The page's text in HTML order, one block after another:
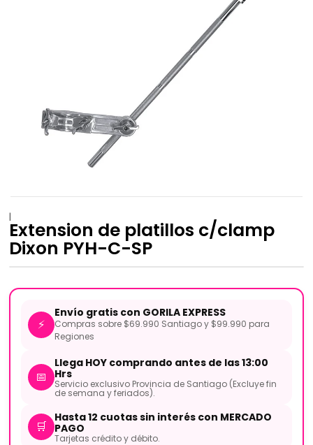
|
Extension de platillos c/clamp
Dixon PYH-C-SP
⚡
Envío gratis con GORILA EXPRESS
Compras sobre $69.990 Santiago y $99.990 para
Regiones
📅
Llega HOY comprando antes de las 13:00
Hrs
Servicio exclusivo Provincia de Santiago (Excluye fin
de semana y feriados).
🛒
Hasta 12 cuotas sin interés con MERCADO
PAGO
Tarjetas crédito y débito.